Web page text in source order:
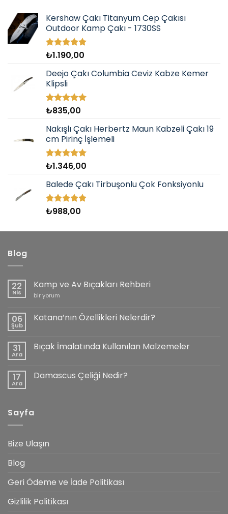
Kershaw Çakı Titanyum Cep Çakısı
Outdoor Kamp Çakı - 1730SS
5 üzerinden
aldı
₺1.190,00
Deejo Çakı Columbia Ceviz Kabze Kemer
Klipsli
5 üzerinden
aldı
₺835,00
Nakışlı Çakı Herbertz Maun Kabzeli Çakı 19
cm Pirinç İşlemeli
5 üzerinden
aldı
₺1.346,00
Balede Çakı Tirbuşonlu Çok Fonksiyonlu
5 üzerinden
₺988,00
Blog
22
Nis
Kamp ve Av Bıçakları Rehberi
Kamp
Bıçakları
Rehberi
bir yorum
06
Şub
Katana’nın Özellikleri Nelerdir?
Katana’nın
Özellikleri
Nelerdir?
31
Ara
Bıçak İmalatında Kullanılan Malzemeler
İmalatında
17
Ara
Damascus Çeliği Nedir?
Nedir?
Sayfa
Bize Ulaşın
Blog
Geri Ödeme ve İade Politikası
Gizlilik Politikası